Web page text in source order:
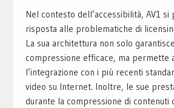
Nel contesto dell’accessibilità, AV1 si
risposta alle problematiche di
La sua architettura non solo
compressione efficace, ma permette
l’integrazione con i più recenti
video su Internet. Inoltre, le sue
durante la compressione di contenuti